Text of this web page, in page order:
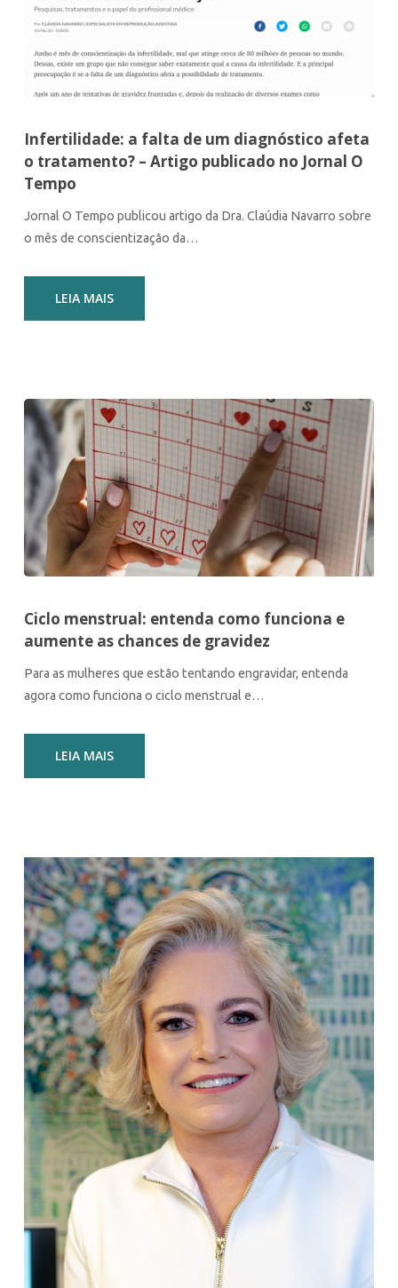
Infertilidade: a falta de um diagnóstico afeta
o tratamento? – Artigo publicado no Jornal O
Tempo
Jornal O Tempo publicou artigo da Dra. Claúdia Navarro sobre
o mês de conscientização da…
LEIA MAIS
Ciclo menstrual: entenda como funciona e
aumente as chances de gravidez
Para as mulheres que estão tentando engravidar, entenda
agora como funciona o ciclo menstrual e…
LEIA MAIS